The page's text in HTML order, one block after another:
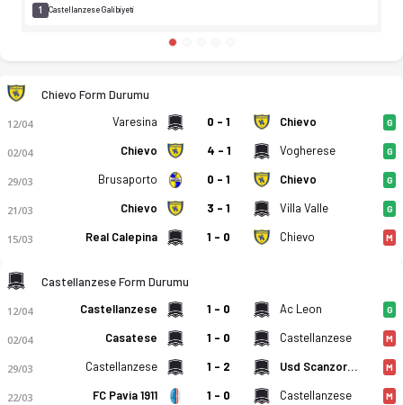
1 Castellanzese Galibiyeti
Chievo Form Durumu
12/04 Varesina 0 - 1 Chievo G
02/04 Chievo 4 - 1 Vogherese G
29/03 Brusaporto 0 - 1 Chievo G
21/03 Chievo 3 - 1 Villa Valle G
15/03 Real Calepina 1 - 0 Chievo M
Castellanzese Form Durumu
12/04 Castellanzese 1 - 0 Ac Leon G
02/04 Casatese 1 - 0 Castellanzese M
29/03 Castellanzese 1 - 2 Usd Scanzorosciate Calcio M
22/03 FC Pavia 1911 1 - 0 Castellanzese M